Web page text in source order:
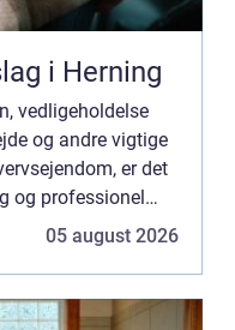
i Herning
vedligeholdelse
og andre vigtige
er det
og professionel
05 august 2026